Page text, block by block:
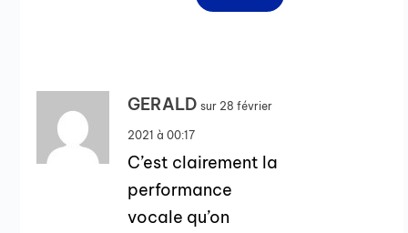
GERALD sur 28 février
2021 à 00:17
C’est clairement la
performance
vocale qu’on